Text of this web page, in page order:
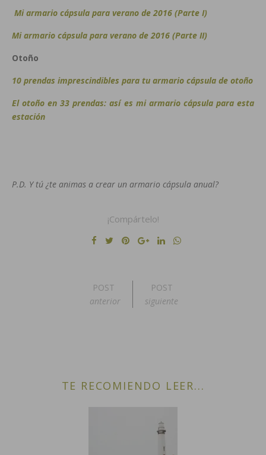
Mi armario cápsula para verano de 2016 (Parte I)
Mi armario cápsula para verano de 2016 (Parte II)
Otoño
10 prendas imprescindibles para tu armario cápsula de otoño
El otoño en 33 prendas: así es mi armario cápsula para esta
estación
P.D. Y tú ¿te animas a crear un armario cápsula anual?
¡Compártelo!
POST
anterior
POST
siguiente
TE RECOMIENDO LEER...